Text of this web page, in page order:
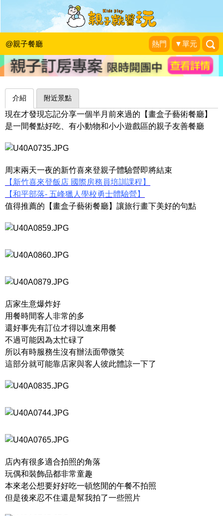
@親子餐廳 熱門 ▼單元
餐點好吃，還有小小遊戲區的親子友善
餐廳～新竹畫盒子藝術餐廳
新新家族的旅行軌跡|2015-10-04
介紹 附近景點
現在才發現忘記分享一個半月前來過的【畫盒子藝術餐廳】
是一間餐點好吃、有小動物和小小遊戲區的親子友善餐廳
周末兩天一夜的新竹喜來登親子體驗營即將結束
【新竹喜來登飯店 國際房務員培訓課程】
【和平部落- 五峰獵人學校勇士體驗營】
值得推薦的【畫盒子藝術餐廳】讓旅行畫下美好的句點
店家生意爆炸好
用餐時間客人非常的多
還好事先有訂位才得以進來用餐
不過可能因為太忙碌了
所以有時服務生沒有辦法面帶微笑
這部分就可能靠店家與客人彼此體諒一下了
店內有很多適合拍照的角落
玩偶和裝飾品都非常童趣
本來老公想要好好吃一頓悠閒的午餐不拍照
但是後來忍不住還是幫我拍了一些照片